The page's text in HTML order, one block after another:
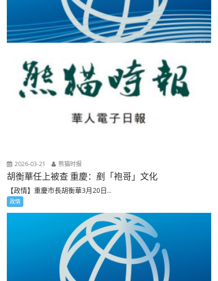
2026-03-21 熊猫时报
胡衡華任上被查 重慶：剷「袍哥」文化
【政情】重慶市長胡衡華3月20日...
政情